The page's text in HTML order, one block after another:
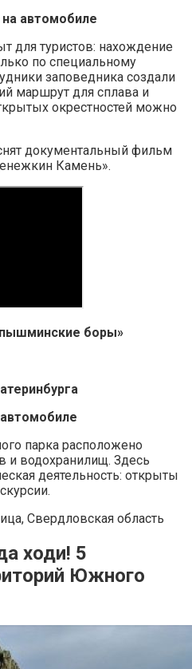
на автомобиле
для туристов: нахождение
по специальному
заповедника создали
маршрут для сплава и
окрестностей можно
документальный фильм
Камень».
боры»
парка расположено
и водохранилищ. Здесь
деятельность: открыты
Свердловская область
ходи! 5
Южного